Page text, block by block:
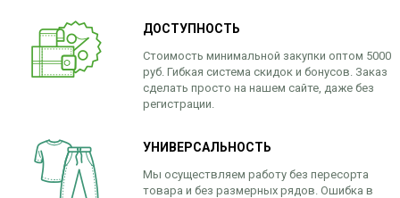
ДОСТУПНОСТЬ
Стоимость минимальной закупки оптом 5000
руб. Гибкая система скидок и бонусов. Заказ
сделать просто на нашем сайте, даже без
регистрации.
УНИВЕРСАЛЬНОСТЬ
Мы осуществляем работу без пересорта
товара и без размерных рядов. Ошибка в